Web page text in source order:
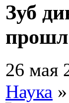
Зуб
26 мая
Наука »